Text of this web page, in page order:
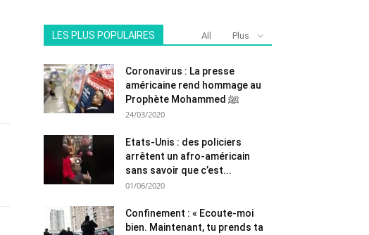
LES PLUS POPULAIRES All Plus
Coronavirus : La presse
américaine rend hommage au
Prophète Mohammed ﷺ
24/03/2020
Etats-Unis : des policiers
arrêtent un afro-américain
sans savoir que c’est...
01/06/2020
Confinement : « Ecoute-moi
bien. Maintenant, tu prends ta